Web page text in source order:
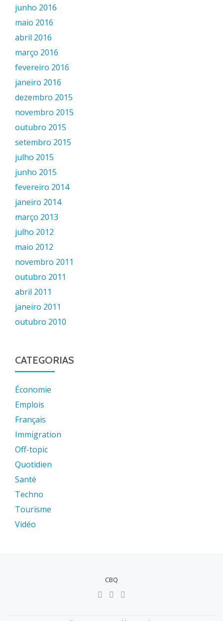
junho 2016
maio 2016
abril 2016
março 2016
fevereiro 2016
janeiro 2016
dezembro 2015
novembro 2015
outubro 2015
setembro 2015
julho 2015
junho 2015
fevereiro 2014
janeiro 2014
março 2013
julho 2012
maio 2012
novembro 2011
outubro 2011
abril 2011
janeiro 2011
outubro 2010
CATEGORIAS
Économie
Emplois
Français
Immigration
Off-topic
Quotidien
Santé
Techno
Tourisme
Vidéo
CBQ